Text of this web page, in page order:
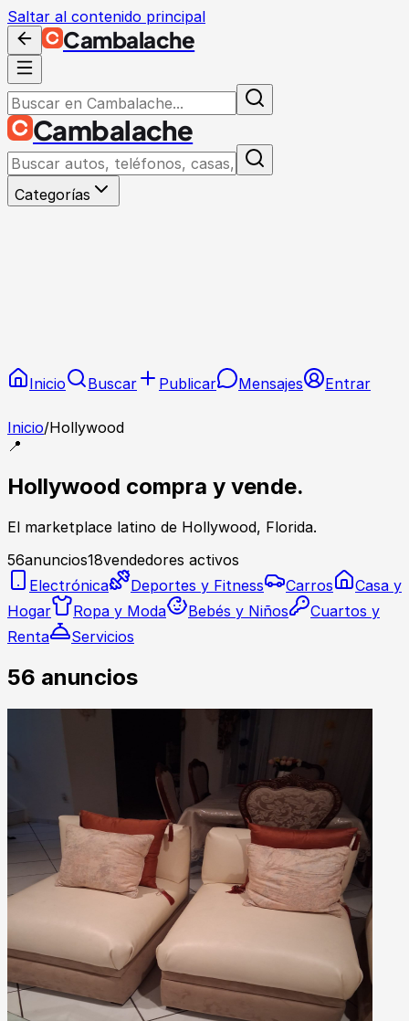
Saltar al contenido principal
Cambalache
Cambalache
Categorías
Inicio Buscar Publicar Mensajes Entrar
Inicio/Hollywood
📍
Hollywood compra y vende.
El marketplace latino de Hollywood, Florida.
56anuncios18vendedores activos
Electrónica
Deportes y Fitness Carros
Casa y
Hogar
Ropa y Moda Bebés y Niños
Cuartos y
Renta
Servicios
56 anuncios